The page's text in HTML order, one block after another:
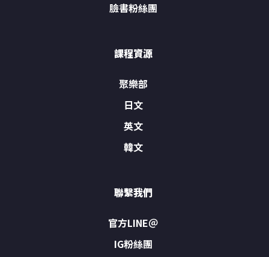
臉書粉絲團
課程資源
聚樂部
日文
英文
韓文
聯繫我們
官方LINE＠
IG粉絲團